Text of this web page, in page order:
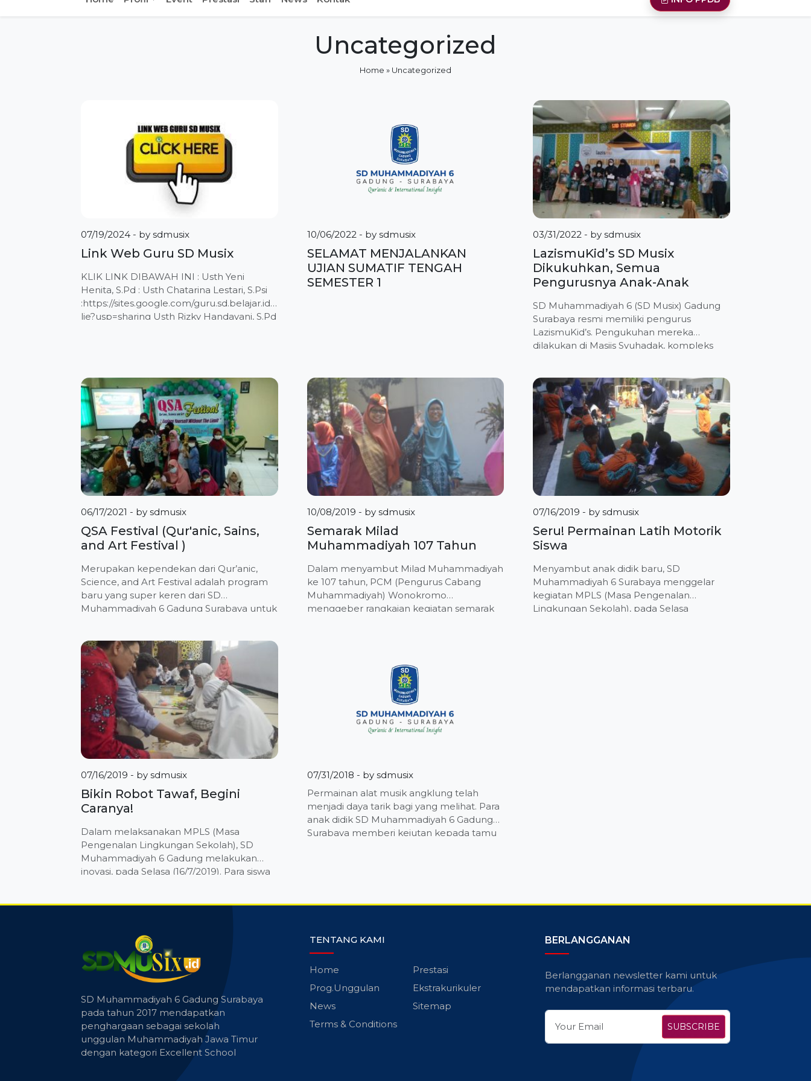
Uncategorized
Home » Uncategorized
07/19/2024 - by sdmusix
Link Web Guru SD Musix
KLIK LINK DIBAWAH INI : Usth Yeni
Henita, S.Pd : Usth Chatarina Lestari, S.Psi
:https://sites.google.com/guru.sd.belajar.id/chatarina-
lie?usp=sharing Usth Rizky Handayani, S.Pd
:https://sites.google.com/guru.sd.belajar.id/nurmala-
3a/halaman-muka Ust Nurun Naharo,
M.Pd : Usth Hafshoh, S.Pd
:https://sites.google.com/guru.sd.belajar.id/hafshoh/jadwal-
kelasku Usth Hidayatun Ni’mah , S.Ag : Ust
Moch. […]
10/06/2022- by sdmusix
SELAMAT MENJALANKAN
UJIAN SUMATIF TENGAH
SEMESTER 1
03/31/2022 - bysdmusix
LazismuKid’s SD Musix
Dikukuhkan, Semua
Pengurusnya Anak-Anak
SD Muhammadiyah 6 (SD Musix) Gadung
Surabaya resmi memiliki pengurus
LazismuKid’s. Pengukuhan mereka
dilakukan di Masjis Syuhadak, kompleks
“Pengukuhan pengurus periode perdana
sedianya akan dilaksanakan di luar kota
dan melibatkan orangtua,” kata Hidayatun
Nikmah, penanggung jawab LazismuKids
SD Musix. Namun, lanjutnya, mengingat
kondisi penularan Covid-19 makin
meningkat, maka […]
06/17/2021 - by sdmusix
QSA Festival (Qur'anic, Sains,
and Art Festival )
Merupakan kependekan dari Qur’anic,
Science, and Art Festival adalah program
baru yang super keren dari SD
Muhammadiyah 6 Gadung Surabaya untuk
Muhammadiyah 6 Gadung Surabaya
melalui presentasi project Sains dan Art
dengan dasar filosofi ayat Al-Qur’an.
Presentasi ini akan menggunakan dua
bahasa, yakni Bahasa Indonesia dan Bhs.
[…]
10/08/2019 - by sdmusix
Semarak Milad
Muhammadiyah 107 Tahun
Dalam menyambut Milad Muhammadiyah
ke 107 tahun, PCM (Pengurus Cabang
Muhammadiyah) Wonokromo
menggeber rangkaian kegiatan semarak
berkumpul dilapangan komples sekolah
gadung. Mereka menggunakan pakaian
yang terbuat dari bahan dasar daur ulang
dan membawa segala pernak pernik
Lembaga […]
07/16/2019 - bysdmusix
Seru! Permainan Latih Motorik
Siswa
Menyambut anak didik baru, SD
Muhammadiyah 6 Surabaya menggelar
kegiatan MPLS (Masa Pengenalan
Lingkungan Sekolah), pada Selasa
07/16/2019 - by sdmusix
Bikin Robot Tawaf, Begini
Caranya!
Dalam melaksanakan MPLS (Masa
Pengenalan Lingkungan Sekolah), SD
Muhammadiyah 6 Gadung melakukan
inovasi, pada Selasa (16/7/2019). Para siswa
antusias merangkai satu set stik es krim,
kabel, baterai dan dinamo penggerak
yang disediakan sekolah. Proses […]
07/31/2018 - by sdmusix
Permainan alat musik angklung telah
menjadi daya tarik bagi yang melihat. Para
anak didik SD Muhammadiyah 6 Gadung
Surabaya memberi kejutan kepada tamu
SD Muhammadiyah 6 Gadung Surabaya
pada tahun 2017 mendapatkan
penghargaan sebagai sekolah
unggulan Muhammadiyah Jawa Timur
dengan kategori Excellent School
TENTANG KAMI
Home
Prestasi
Prog.Unggulan
Ekstrakurikuler
News
Sitemap
Terms & Conditions
BERLANGGANAN
Berlangganan newsletter kami untuk
mendapatkan informasi terbaru.
SUBSCRIBE